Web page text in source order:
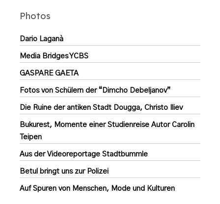
Photos
Dario Laganà
Media Bridges YCBS
GASPARE GAETA
Fotos von Schülern der “Dimcho Debeljanov”
Die Ruine der antiken Stadt Dougga, Christo Iliev
Bukurest, Momente einer Studienreise Autor Carolin
Teipen
Aus der Videoreportage Stadtbummle
Betul bringt uns zur Polizei
Auf Spuren von Menschen, Mode und Kulturen